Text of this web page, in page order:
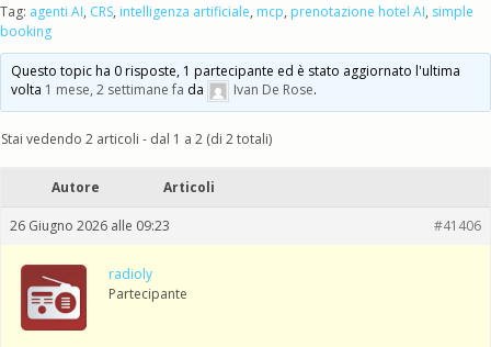
Tag: agenti AI, CRS, intelligenza artificiale, mcp, prenotazione hotel AI, simple
booking
Questo topic ha 0 risposte, 1 partecipante ed è stato aggiornato l'ultima
volta 1 mese, 2 settimane fa da Ivan De Rose.
Stai vedendo 2 articoli - dal 1 a 2 (di 2 totali)
Autore Articoli
26 Giugno 2026 alle 09:23 #41406
radioly
Partecipante